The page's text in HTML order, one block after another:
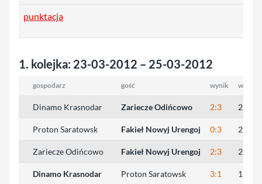
punktacja
1. kolejka: 23-03-2012 – 25-03-2012
gospodarz gość wynik wyniki
Dinamo Krasnodar Zariecze Odińcowo 2:3
Proton Saratowsk Fakieł Nowyj Urengoj 0:3
Zariecze Odińcowo Fakieł Nowyj Urengoj 2:3
Dinamo Krasnodar Proton Saratowsk 3:1